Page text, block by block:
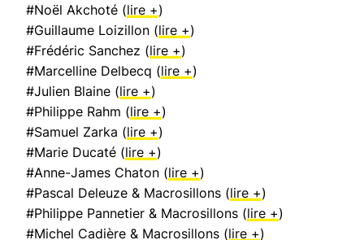
#Noël Akchoté (lire +)
#Guillaume Loizillon (lire +)
#Frédéric Sanchez (lire +)
#Marcelline Delbecq (lire +)
#Julien Blaine (lire +)
#Philippe Rahm (lire +)
#Samuel Zarka (lire +)
#Marie Ducaté (lire +)
#Anne-James Chaton (lire +)
#Pascal Deleuze & Macrosillons (lire +)
#Philippe Pannetier & Macrosillons (lire +)
#Michel Cadière & Macrosillons (lire +)